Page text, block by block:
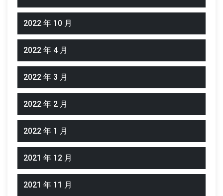
2022 年 10 月
2022 年 4 月
2022 年 3 月
2022 年 2 月
2022 年 1 月
2021 年 12 月
2021 年 11 月